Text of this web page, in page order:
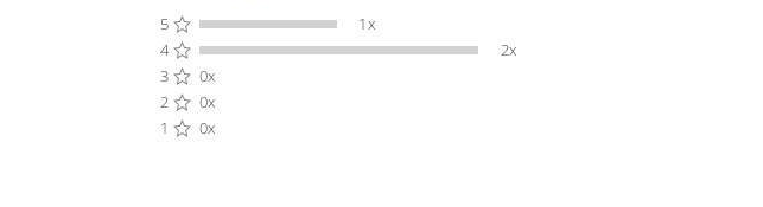
5
1x
4
2x
3
0x
2
0x
1
0x